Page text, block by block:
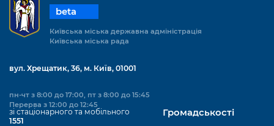
beta
Київська міська державна адміністрація
Київська міська рада
вул. Хрещатик, 36, м. Київ, 01001
пн-чт з 8:00 до 17:00, пт з 8:00 до 15:45
Перерва з 12:00 до 12:45
зі стаціонарного та мобільного
1551
Громадськості